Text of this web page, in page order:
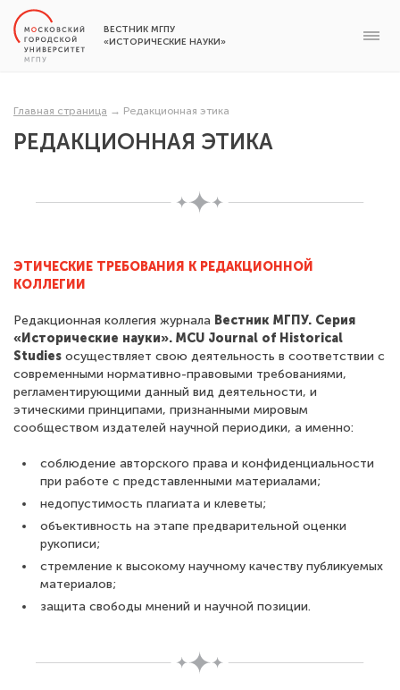
ВЕСТНИК МГПУ
«ИСТОРИЧЕСКИЕ НАУКИ»
Главная страница → Редакционная этика
РЕДАКЦИОННАЯ ЭТИКА
ЭТИЧЕСКИЕ ТРЕБОВАНИЯ К РЕДАКЦИОННОЙ
КОЛЛЕГИИ
Редакционная коллегия журнала Вестник МГПУ. Серия
«Исторические науки». MCU Journal of Historical
Studies осуществляет свою деятельность в соответствии с
современными нормативно-правовыми требованиями,
регламентирующими данный вид деятельности, и
этическими принципами, признанными мировым
сообществом издателей научной периодики, а именно:
соблюдение авторского права и конфиденциальности
при работе с представленными материалами;
недопустимость плагиата и клеветы;
объективность на этапе предварительной оценки
рукописи;
стремление к высокому научному качеству публикуемых
материалов;
защита свободы мнений и научной позиции.